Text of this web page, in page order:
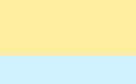
EASTVILLE PATTAYA 5*
PATTAYA 5*
BEACH RESORT (ex. GOLDEN TULIP